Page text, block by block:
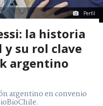
Perfil
la historia
y su rol clave
argentino
argentino en convenio